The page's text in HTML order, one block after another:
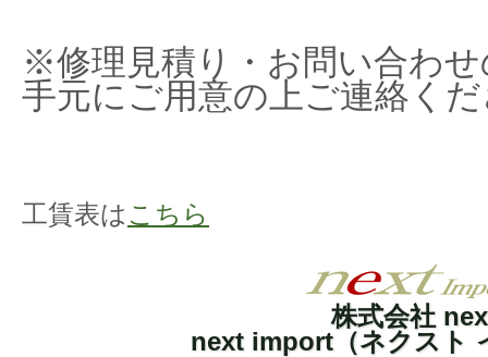
※修理見積り・お問い合わ
手元にご用意の上ご連絡く
工賃表は こちら
株式会社
next import（ネクスト